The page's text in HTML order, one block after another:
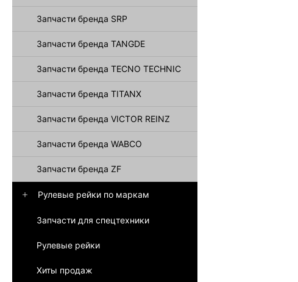
Запчасти бренда SRP
Запчасти бренда TANGDE
Запчасти бренда TECNO TECHNIC
Запчасти бренда TITANX
Запчасти бренда VICTOR REINZ
Запчасти бренда WABCO
Запчасти бренда ZF
Рулевые рейки по маркам
Запчасти для спецтехники
Рулевые рейки
Хиты продаж